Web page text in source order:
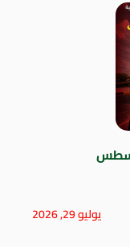
يوليو 29, 2026